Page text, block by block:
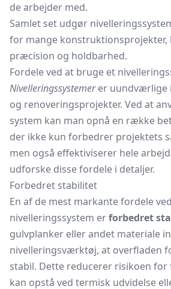
de arbejder med.
Samlet set udgør
for mange konstruktionsprojekter,
præcision og holdbarhed.
Fordele ved at bruge et
Nivelleringssystemerer uundværlige
og renoveringsprojekter. Ved at
system kan man opnå en række
der ikke kun forbedrer projektets
men også effektiviserer hele
udforske disse fordele i detaljer.
Forbedret stabilitet
En af de mest markante fordele
nivelleringssystem erforbedret
gulvplanker eller andet materiale
nivelleringsværktøj, at overfladen
stabil. Dette reducerer risikoen for
kan opstå ved termisk udvidelse